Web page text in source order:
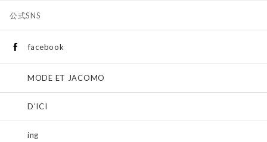
公式SNS
facebook
MODE ET JACOMO
D'ICI
ing